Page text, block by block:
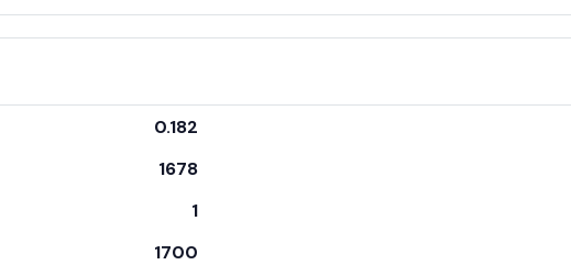
0.182
1678
1
1700